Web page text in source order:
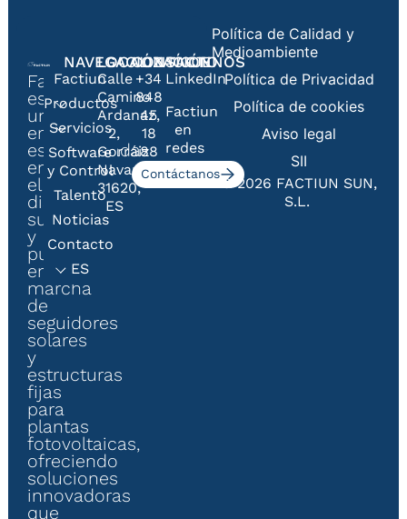
Factiun
es
un
empresa
especializada
en
el
diseño,
suministro
y
puesta
en
marcha
de
seguidores
solares
y
estructuras
fijas
para
plantas
fotovoltaicas,
ofreciendo
soluciones
innovadoras
que
NAVEGACIÓN
Factiun
Productos
Servicios
Software
y Control
Talento
Noticias
Contacto
ES
LOCALIZACIÓN
Calle
Camino
Ardanaz,
2,
Gorráiz
Navarra
31620,
ES
CONTACTO
+34
848
45
18
88
Contáctanos
SÍGUENOS
LinkedIn
Factiun
en
redes
© 2026 FACTIUN SUN,
S.L.
Política de Calidad y
Medioambiente
Política de Privacidad
Política de cookies
Aviso legal
SII